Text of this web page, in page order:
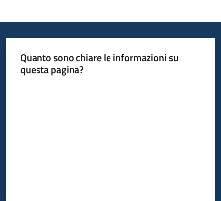
Quanto sono chiare le informazioni su
questa pagina?